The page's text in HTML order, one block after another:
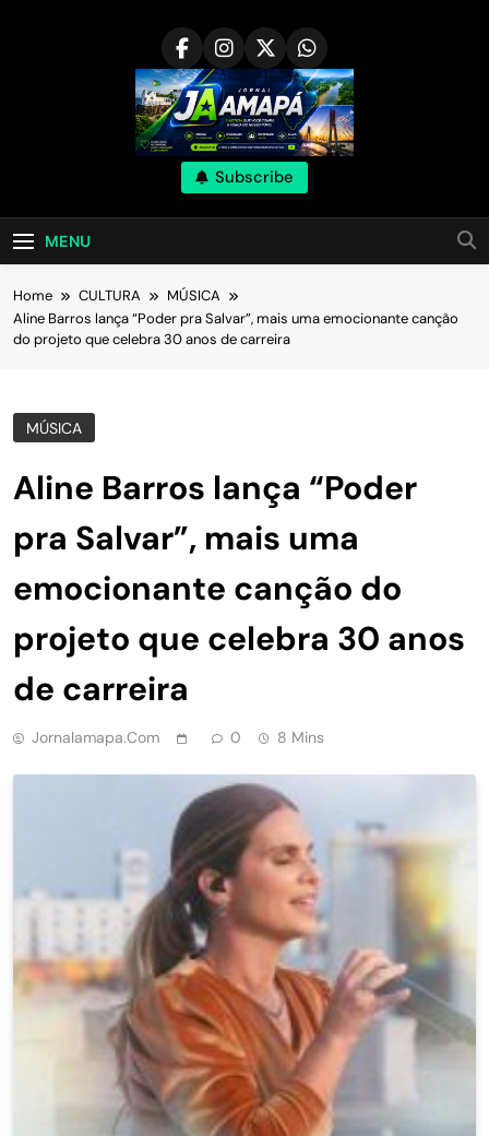
Subscribe
MENU
Home CULTURA
MÚSICA
Aline Barros lança “Poder pra Salvar”, mais uma emocionante canção
do projeto que celebra 30 anos de carreira
MÚSICA
Aline Barros lança “Poder
pra Salvar”, mais uma
emocionante canção do
projeto que celebra 30 anos
de carreira
Jornalamapa.com 0 8 Mins